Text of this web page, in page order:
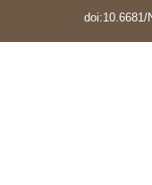
doi:10.6681/